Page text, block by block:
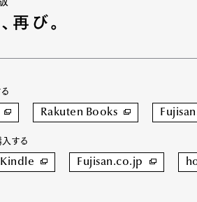
再び。
Rakuten Books
する
Fujisan.co.jp